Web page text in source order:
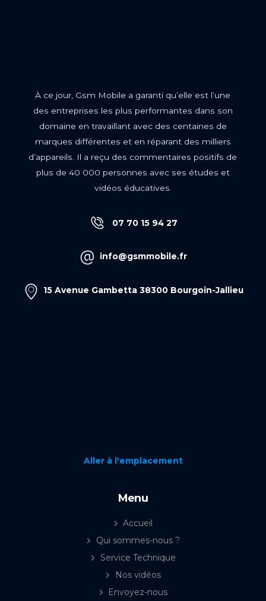
À ce jour, Gsm Mobile a garanti qu’elle est l’une
des entreprises les plus performantes dans son
domaine en travaillant avec des centaines de
marques différentes et en réparant des milliers
d’appareils. Il a reçu des commentaires positifs de
plus de 40 000 personnes avec ses études et
vidéos éducatives.
07 70 15 94 27
info@gsmmobile.fr
15 Avenue Gambetta 38300 Bourgoin-Jallieu
Aller à l'emplacement
Menu
Accueil
Qui sommes-nous ?
Service Technique
Nos vidéos
Envoyez-nous